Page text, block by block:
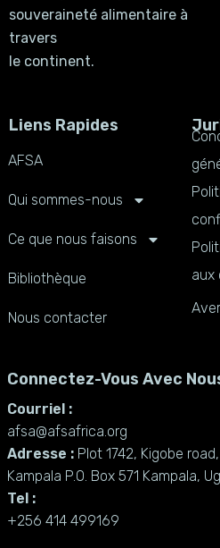
souveraineté alimentaire à
travers
le continent.
Liens Rapides
AFSA
Qui sommes-nous
Ce que nous faisons
Bibliothèque
Nous contacter
aux
Connectez-Vous Avec
Courriel :
afsa@afsafrica.org
Adresse : Plot 1742, Kigobe
Kampala P.O. Box 571 Kampala,
Tel :
+256 414 499169